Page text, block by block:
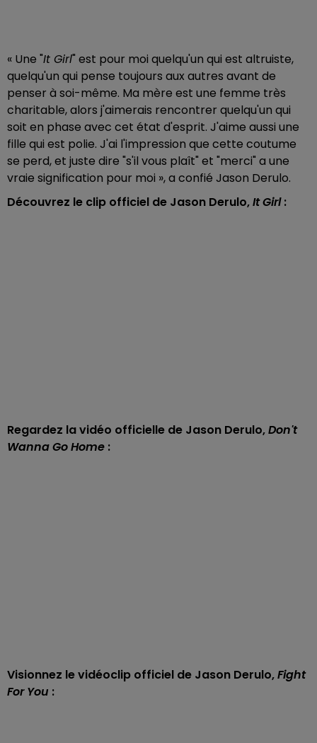
« Une "It Girl" est pour moi quelqu'un qui est altruiste,
quelqu'un qui pense toujours aux autres avant de
penser à soi-même. Ma mère est une femme très
charitable, alors j'aimerais rencontrer quelqu'un qui
soit en phase avec cet état d'esprit. J'aime aussi une
fille qui est polie. J'ai l'impression que cette coutume
se perd, et juste dire "s'il vous plaît" et "merci" a une
vraie signification pour moi », a confié Jason Derulo.
Découvrez le clip officiel de Jason Derulo,It Girl:
Regardez la vidéo officielle de Jason Derulo,Don't
Wanna Go Home :
Visionnez le vidéoclip officiel de Jason Derulo,Fight
For You :